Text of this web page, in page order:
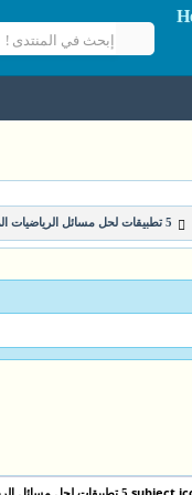
5 تطبيقات لحل مسائل الرياضيات المعقدة والبسيطة